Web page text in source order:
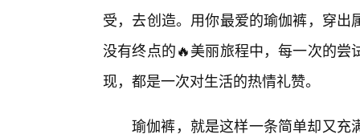
受，去创造。用你最爱的瑜伽裤，穿
没有终点的🔥美丽旅程中，每一次的
现，都是一次对生活的热情礼赞。
瑜伽裤，就是这样一条简单却又充